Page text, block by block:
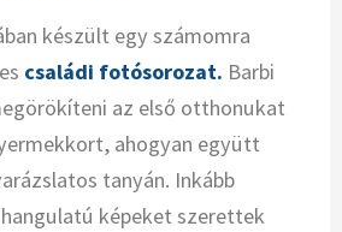
készült egy számomra
családi fotósorozat. Barbi
az első otthonukat
ahogyan együtt
tanyán. Inkább
képeket szerettek